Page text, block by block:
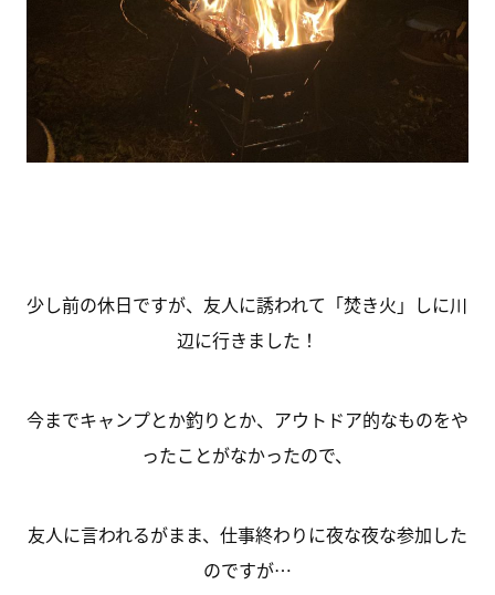
少し前の休日ですが、友人に誘われて「焚き火」しに川
辺に行きました！
今までキャンプとか釣りとか、アウトドア的なものをや
ったことがなかったので、
友人に言われるがまま、仕事終わりに夜な夜な参加した
のですが…